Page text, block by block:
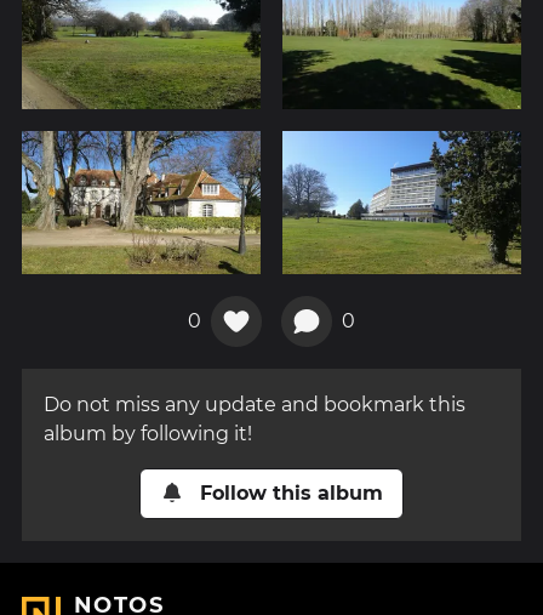
0 0
Do not miss any update and bookmark this
album by following it!
Follow this album
NOTOS